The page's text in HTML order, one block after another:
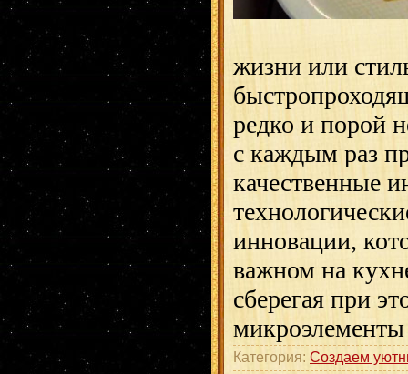
жизни или
редко и порой
с каждым раз
качественные
инновации,
важном на
сберегая при
Категория: Создаем